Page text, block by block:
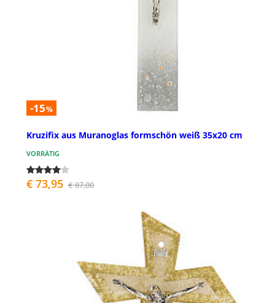
-15%
Kruzifix aus Muranoglas formschön weiß 35x20 cm
VORRÄTIG
€ 73,95 € 87,00